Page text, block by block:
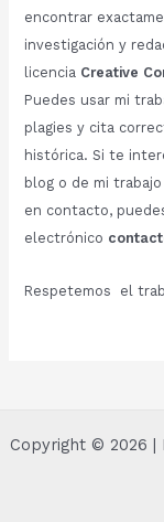
encontrar
investigación y
licencia Creative
Puedes usar mi
plagies y cita
histórica. Si te
blog o de mi
en contacto,
electrónico
Respetemos el
Copyright © 2026 |